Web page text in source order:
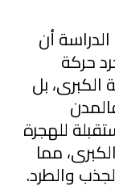
أن
حركة
الكبرى، بل
للهجرة
مما
والطرد.